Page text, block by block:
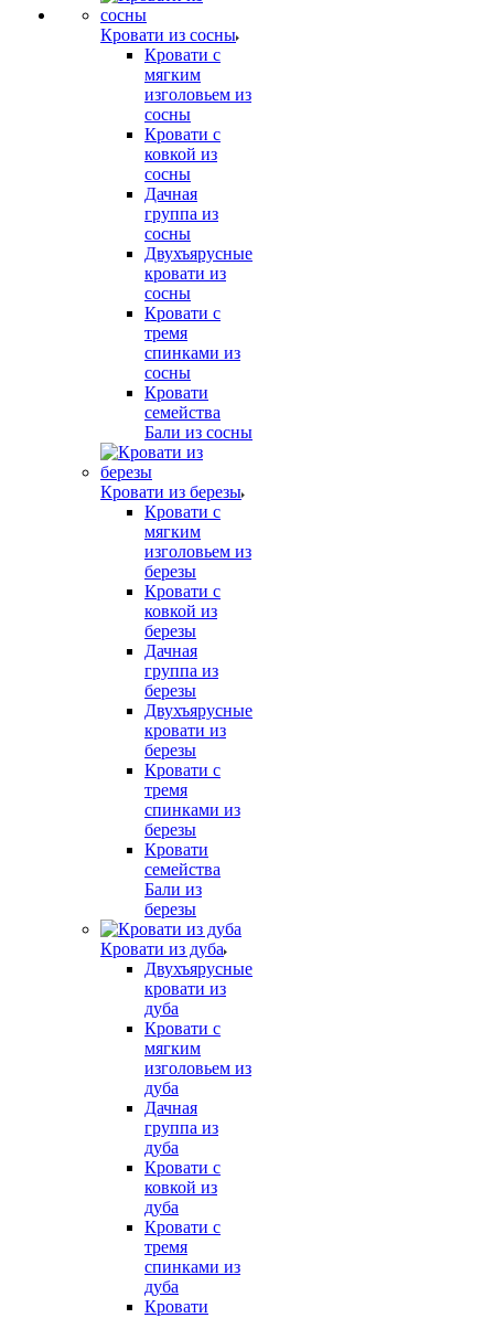
Кровати из сосны
Кровати с
мягким
изголовьем из
сосны
Кровати с
ковкой из
сосны
Дачная
группа из
сосны
Двухъярусные
кровати из
сосны
Кровати с
тремя
спинками из
сосны
Кровати
семейства
Бали из сосны
Кровати из березы
Кровати с
мягким
изголовьем из
березы
Кровати с
ковкой из
березы
Дачная
группа из
березы
Двухъярусные
кровати из
березы
Кровати с
тремя
спинками из
березы
Кровати
семейства
Бали из
березы
Кровати из дуба
Двухъярусные
кровати из
дуба
Кровати с
мягким
изголовьем из
дуба
Дачная
группа из
дуба
Кровати с
ковкой из
дуба
Кровати с
тремя
спинками из
дуба
Кровати